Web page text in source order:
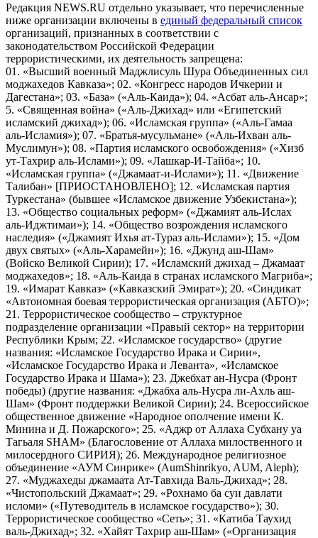
Редакция NEWS.RU отдельно указывает, что перечисленные
ниже организации включены в единый федеральный список
организаций, признанных в соответствии с
законодательством Российской Федерации
террористическими, их деятельность запрещена:
01. «Высший военный Маджлисуль Шура Объединенных сил
моджахедов Кавказа»; 02. «Конгресс народов Ичкерии и
Дагестана»; 03. «База» («Аль-Каида»); 04. «Асбат аль-Ансар»;
5. «Священная война» («Аль-Джихад» или «Египетский
исламский джихад»); 06. «Исламская группа» («Аль-Гамаа
аль-Исламия»); 07. «Братья-мусульмане» («Аль-Ихван аль-
Муслимун»); 08. «Партия исламского освобождения» («Хизб
ут-Тахрир аль-Ислами»); 09. «Лашкар-И-Тайба»; 10.
«Исламская группа» («Джамаат-и-Ислами»); 11. «Движение
Талибан» [ПРИОСТАНОВЛЕНО]; 12. «Исламская партия
Туркестана» (бывшее «Исламское движение Узбекистана»);
13. «Общество социальных реформ» («Джамият аль-Ислах
аль-Иджтимаи»); 14. «Общество возрождения исламского
наследия» («Джамият Ихья ат-Тураз аль-Ислами»); 15. «Дом
двух святых» («Аль-Харамейн»); 16. «Джунд аш-Шам»
(Войско Великой Сирии); 17. «Исламский джихад – Джамаат
моджахедов»; 18. «Аль-Каида в странах исламского Магриба»;
19. «Имарат Кавказ» («Кавказский Эмират»); 20. «Синдикат
«Автономная боевая террористическая организация (АБТО)»;
21. Террористическое сообщество – структурное
подразделение организации «Правый сектор» на территории
Республики Крым; 22. «Исламское государство» (другие
названия: «Исламское Государство Ирака и Сирии»,
«Исламское Государство Ирака и Леванта», «Исламское
Государство Ирака и Шама»); 23. Джебхат ан-Нусра (Фронт
победы) (другие названия: «Джабха аль-Нусра ли-Ахль аш-
Шам» (Фронт поддержки Великой Сирии); 24. Всероссийское
общественное движение «Народное ополчение имени К.
Минина и Д. Пожарского»; 25. «Аджр от Аллаха Субхану уа
Тагьаля SHAM» (Благословение от Аллаха милоственного и
милосердного СИРИЯ); 26. Международное религиозное
объединение «АУМ Синрике» (AumShinrikyo, AUM, Aleph);
27. «Муджахеды джамаата Ат-Тавхида Валь-Джихад»; 28.
«Чистопольский Джамаат»; 29. «Рохнамо ба суи давлати
исломи» («Путеводитель в исламское государство»); 30.
Террористическое сообщество «Сеть»; 31. «Катиба Таухид
валь-Джихад»; 32. «Хайят Тахрир аш-Шам» («Организация